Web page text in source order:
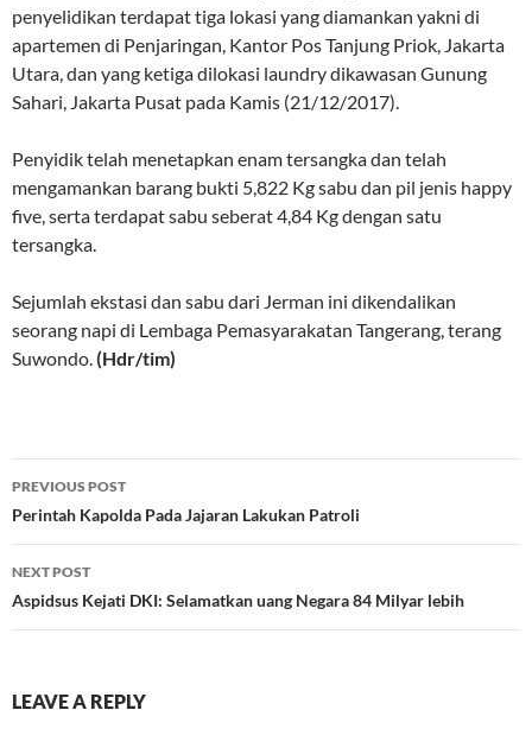
penyelidikan terdapat tiga lokasi yang diamankan yakni di
apartemen di Penjaringan, Kantor Pos Tanjung Priok, Jakarta
Utara, dan yang ketiga dilokasi laundry dikawasan Gunung
Sahari, Jakarta Pusat pada Kamis (21/12/2017).
Penyidik telah menetapkan enam tersangka dan telah
mengamankan barang bukti 5,822 Kg sabu dan pil jenis happy
five, serta terdapat sabu seberat 4,84 Kg dengan satu
tersangka.
Sejumlah ekstasi dan sabu dari Jerman ini dikendalikan
seorang napi di Lembaga Pemasyarakatan Tangerang, terang
Suwondo.(Hdr/tim)
Post
navigation
PREVIOUS POST
Perintah Kapolda Pada Jajaran Lakukan Patroli
NEXT POST
Aspidsus Kejati DKI: Selamatkan uang Negara 84 Milyar lebih
LEAVE A REPLY